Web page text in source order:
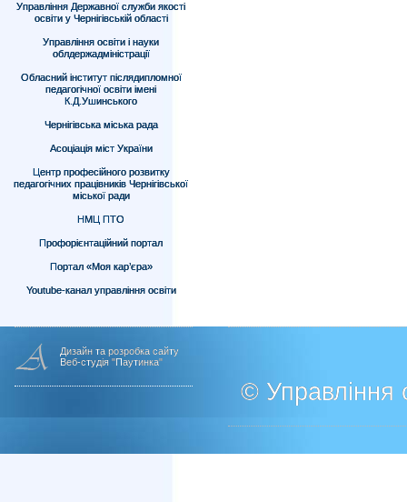
Управління Державної служби якості
освіти у Чернігівській області
Управління освіти і науки
облдержадміністрації
Обласний інститут післядипломної
педагогічної освіти імені
К.Д.Ушинського
Чернігівська міська рада
Асоціація міст України
Центр професійного розвитку
педагогічних працівників Чернігівської
міської ради
НМЦ ПТО
Профорієнтаційний портал
Портал «Моя кар’єра»
Youtube-канал управління освіти
Дизайн та розробка сайту
Веб-студія "Паутинка"
© Управління